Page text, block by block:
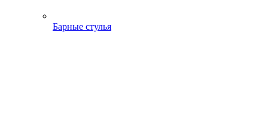
Барные стулья